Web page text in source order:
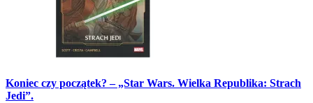
Koniec czy początek? – „Star Wars. Wielka Republika: Strach
Jedi”.